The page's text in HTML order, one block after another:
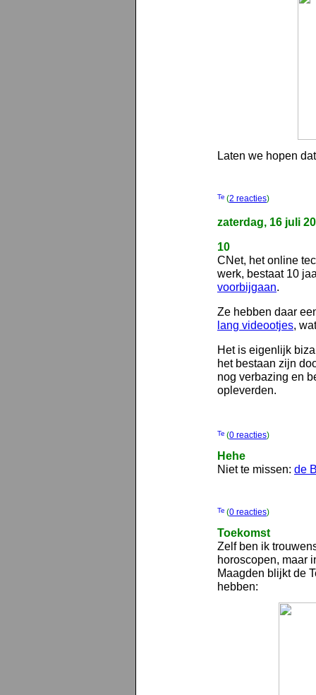
Laten we hopen
(2 reacties)
zaterdag, 16 juli
10
CNet, het online
werk, bestaat 10
voorbijgaan.
Ze hebben daar
lang videootjes,
Het is eigenlijk
het bestaan zijn
nog verbazing en
opleverden.
(0 reacties)
Hehe
Niet te missen: de
(0 reacties)
Toekomst
Zelf ben ik
horoscopen, maar
Maagden blijkt de
hebben: